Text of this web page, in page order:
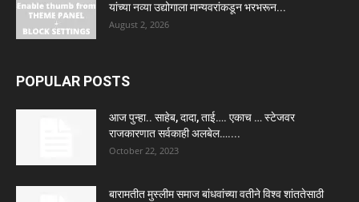
यांच्या नव्या उद्योगाला मान्यवरांकडून भरभरून...
August 2, 2026
POPULAR POSTS
आज पुन्हा.. साहेब, दादा, ताई…. एकाच … स्टेजवर
राजकारणात सर्वकाही अलबेल…....
October 22, 2023
बारामतीत मुस्लीम समाज बांधवांच्या वतीने विश्व शांततेसाठी